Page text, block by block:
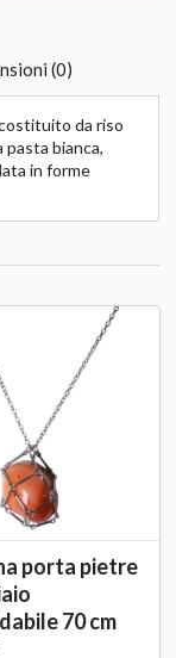
(0)
da riso
bianca,
in forme
porta pietre
70 cm